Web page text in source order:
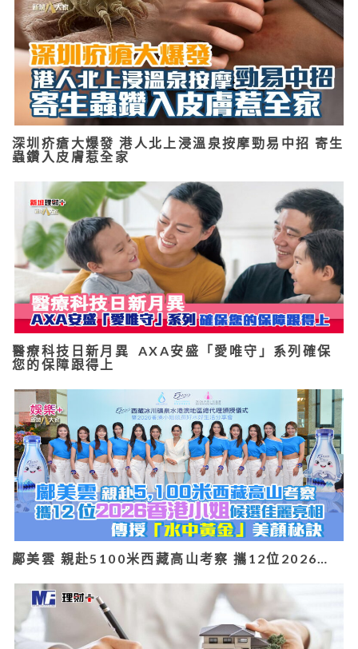
深圳疥瘡大爆發 港人北上浸溫泉按摩勁易中招 寄生
蟲鑽入皮膚惹全家
醫療科技日新月異 AXA安盛「愛唯守」系列確保
您的保障跟得上
鄺美雲 親赴5100米西藏高山考察 攜12位2026…